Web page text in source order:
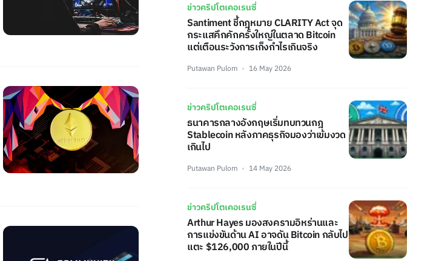
ข่าวคริปโตเคอเรนซี่
Santiment ชี้กฎหมาย CLARITY Act จุด
กระแสคึกคักครั้งใหญ่ในตลาด Bitcoin
แต่เตือนระวังการเก็งกำไรเกินจริง
Putawan Pulom 16 May 2026
ข่าวคริปโตเคอเรนซี่
ธนาคารกลางอังกฤษเริ่มทบทวนกฎ
Stablecoin หลังภาคธุรกิจมองว่าเข้มงวด
เกินไป
Putawan Pulom 14 May 2026
ข่าวคริปโตเคอเรนซี่
Arthur Hayes มองสงครามอิหร่านและ
การแข่งขันด้าน AI อาจดัน Bitcoin กลับไป
แตะ $126,000 ภายในปีนี้